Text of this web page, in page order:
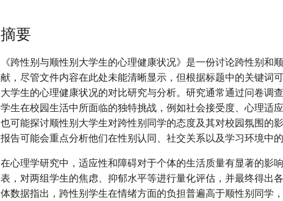
摘要
《跨性别与顺性别大学生的心理健康状况》是一份讨论跨性别和
献，尽管文件内容在此处未能清晰显示，但根据标题中的关键词
大学生的心理健康状况的对比研究与分析。研究通常通过问卷调
学生在校园生活中所面临的独特挑战，例如社会接受度、心理适
也可能探讨顺性别大学生对跨性别同学的态度及其对校园氛围的
报告可能会重点分析他们在性别认同、社交关系以及学习环境中的
在心理学研究中，适应性和障碍对于个体的生活质量有显著的影
表，对两组学生的焦虑、抑郁水平等进行量化评估，并最终得出
体数据指出，跨性别学生在情绪方面的负担普遍高于顺性别同学